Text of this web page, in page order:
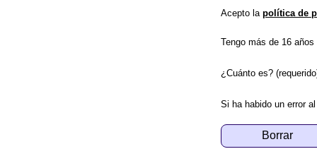
Acepto la política de
Tengo más de 16
¿Cuánto es?
Si ha habido un error